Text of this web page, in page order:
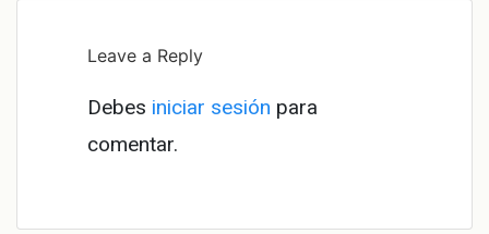
Leave a Reply
Debes iniciar sesión para
comentar.